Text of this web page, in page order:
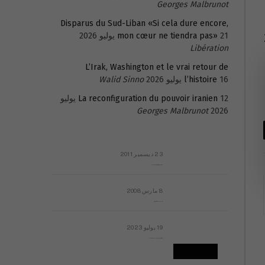
31
Georges Malbrunot
Disparus du Sud-Liban «Si cela dure encore,
mon cœur ne tiendra pas» 21 يوليو 2026
Libération
L’Irak, Washington et le vrai retour de
l’histoire 16 يوليو 2026
Walid Sinno
La reconfiguration du pouvoir iranien 12 يوليو
2026
Georges Malbrunot
23 ديسمبر 2011
8 مارس 2008
19 يوليو 2023